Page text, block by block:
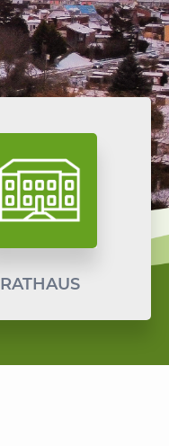
RATHAUS